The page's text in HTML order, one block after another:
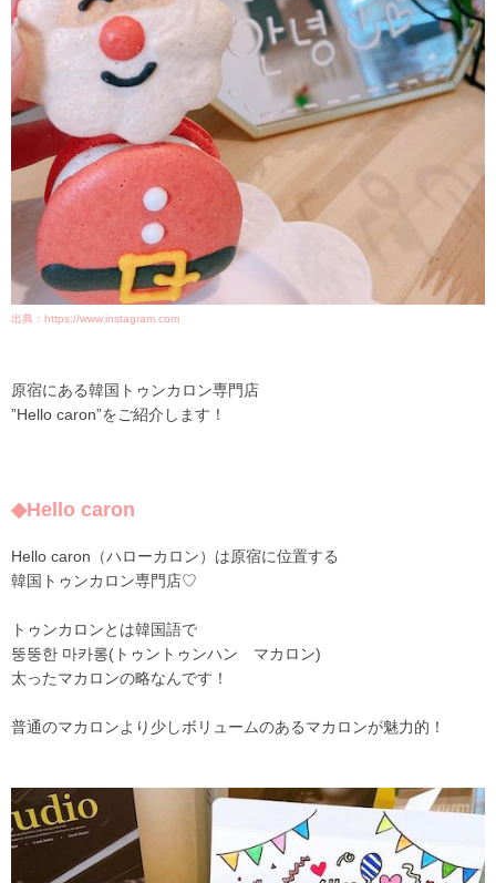
出典：https://www.instagram.com
原宿にある韓国トゥンカロン専門店
”Hello caron”をご紹介します！
◆Hello caron
Hello caron（ハローカロン）は原宿に位置する
韓国トゥンカロン専門店♡
トゥンカロンとは韓国語で
뚱뚱한 마카롱(トゥントゥンハン マカロン)
太ったマカロンの略なんです！
普通のマカロンより少しボリュームのあるマカロンが魅力的！